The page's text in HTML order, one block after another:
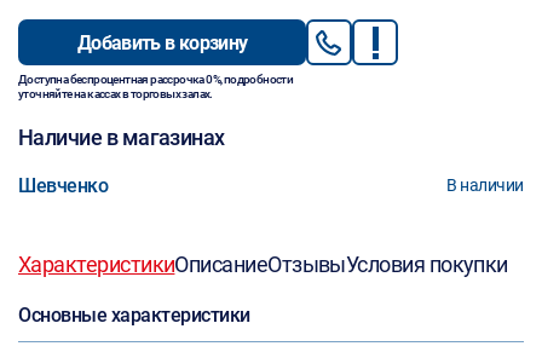
Добавить в корзину
Доступна беспроцентная рассрочка 0%, подробности
уточняйте на кассах в торговых залах.
Наличие в магазинах
Шевченко В наличии
ХарактеристикиОписаниеОтзывыУсловия покупки
Основные характеристики